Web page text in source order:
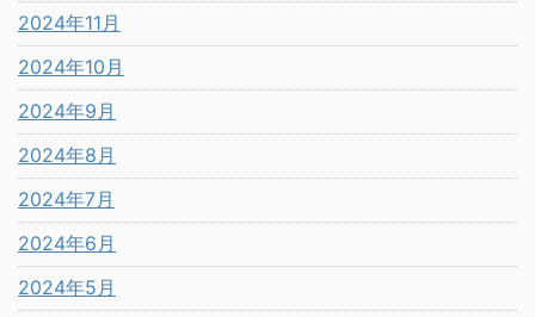
2024年11月
2024年10月
2024年9月
2024年8月
2024年7月
2024年6月
2024年5月